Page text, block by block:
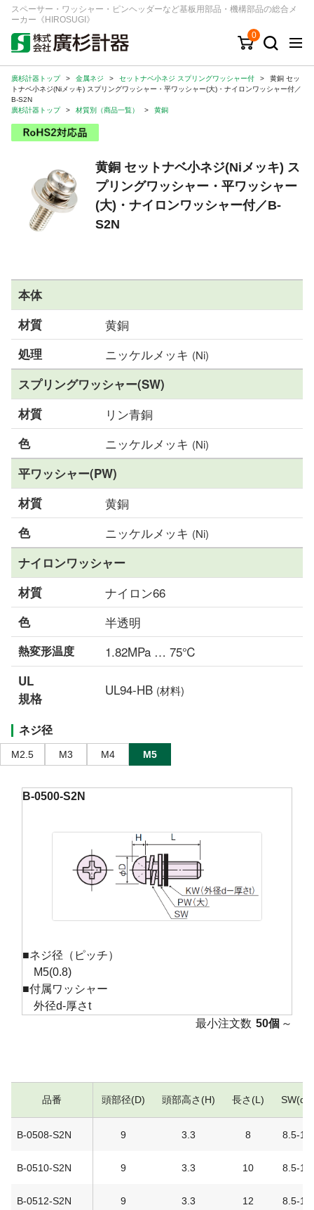
スペーサー・ワッシャー・ピンヘッダーなど基板用部品・機構部品の総合メ
ーカー《HIROSUGI》
0
キーワード 品番/シリーズ
商品カテゴリから探す
ジャンルから探す
シリーズから探す
ログイン
注文・見積りについて
お問い合わせ窓口
会社情報
廣杉計器トップ > 金属ネジ > セットナベ小ネジ スプリングワッシャー付 >
黄銅 セッ
トナベ小ネジ(Niメッキ) スプリングワッシャー・平ワッシャー(大)・ナイロンワッシャー付／
B-S2N
廣杉計器トップ
> 材質別（商品一覧） > 黄銅
黄銅 セットナベ小ネジ(Niメッキ) ス
プリングワッシャー・平ワッシャー
(大)・ナイロンワッシャー付／B-
S2N
本体
材質
黄銅
処理 ニッケルメッキ (Ni)
スプリングワッシャー(SW)
材質
リン青銅
色 ニッケルメッキ (Ni)
平ワッシャー(PW)
材質
黄銅
色 ニッケルメッキ (Ni)
ナイロンワッシャー
材質
ナイロン66
色 半透明
熱変形温度 1.82MPa … 75℃
UL
規格
UL94-HB (材料)
ネジ径
M2.5 M3 M4 M5
B-0500-S2N
■ネジ径（ピッチ）
M5(0.8)
■付属ワッシャー
外径d-厚さt
最小注文数 50個 ～
品番 頭部径(D) 頭部高さ(H) 長さ(L) SW(d-
B-0508-S2N 9 3.3 8 8.5-1.3
B-0510-S2N 9 3.3 10 8.5-1.3
B-0512-S2N 9 3.3 12 8.5-1.3